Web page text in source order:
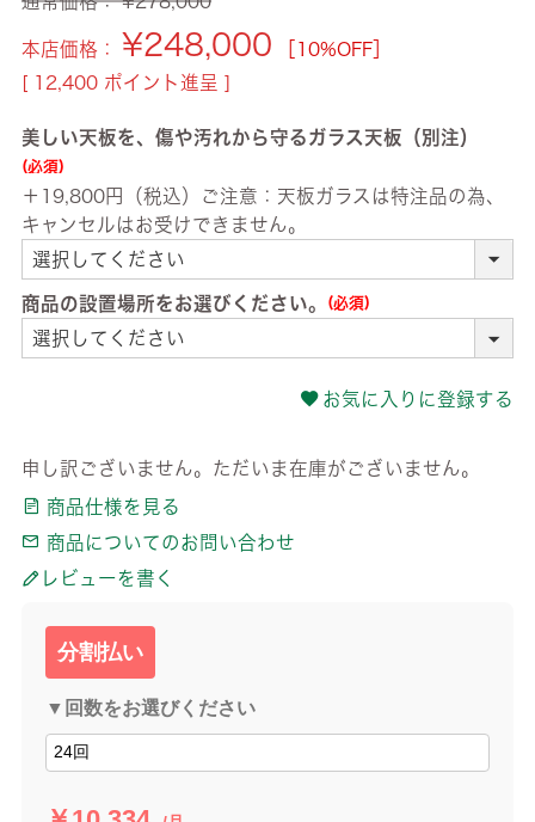
本店価格： ¥248,000
［10%OFF］
[ 12,400 ポイント進呈 ]
美しい天板を、傷や汚れから守るガラス天板（別注）
(必須)
＋19,800円（税込）ご注意：天板ガラスは特注品の為、
キャンセルはお受けできません。
商品の設置場所をお選びください。
お気に入りに登録する
申し訳ございません。ただいま在庫がございません。
商品仕様を見る
商品についてのお問い合わせ
レビューを書く
分割払い
▼回数をお選びください